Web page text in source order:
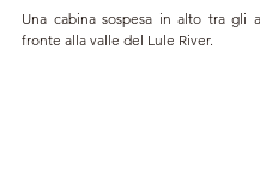
Una cabina sospesa in alto tra gli
fronte alla valle del Lule River.